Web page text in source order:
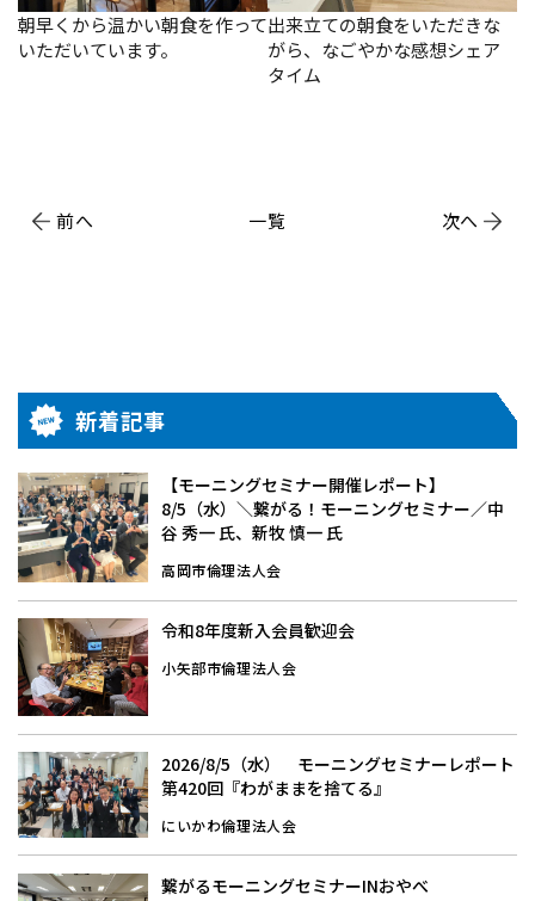
朝早くから温かい朝食を作って
いただいています。
出来立ての朝食をいただきな
がら、なごやかな感想シェア
タイム
前へ 一覧 次へ
新着記事
【モーニングセミナー開催レポート】
8/5（水）＼繋がる！モーニングセミナー／中
谷 秀一 氏、新牧 慎一 氏
高岡市倫理法人会
令和8年度新入会員歓迎会
小矢部市倫理法人会
2026/8/5（水） モーニングセミナーレポート
第420回『わがままを捨てる』
にいかわ倫理法人会
繋がるモーニングセミナーINおやべ